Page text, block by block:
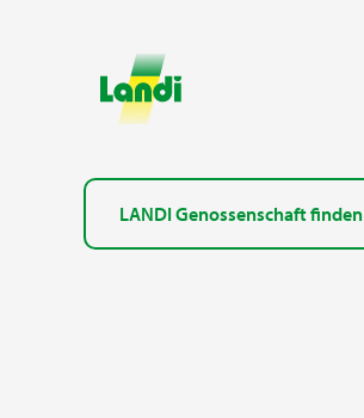
LANDI Genossenschaft finden